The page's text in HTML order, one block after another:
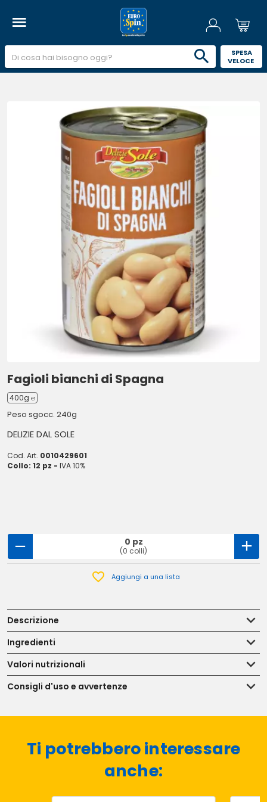
SPESA
Fagioli bianchi di Spagna
400g ℮
Peso sgocc. 240g
DELIZIE DAL SOLE
Cod. Art. 0010429601
Collo: 12 pz - IVA 10%
0 pz
(0 colli)
Aggiungi a una lista
Descrizione
Ingredienti
Valori nutrizionali
Consigli d'uso e avvertenze
Ti potrebbero interessare
anche: